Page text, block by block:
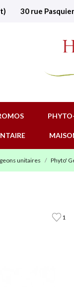
30 rue Pasquier
unitaires Phyto'
1